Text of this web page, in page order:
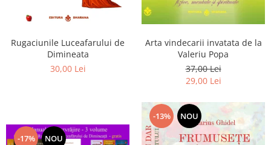
Rugaciunile Luceafarului de
Dimineata
30,00 Lei
Arta vindecarii invatata de la
Valeriu Popa
37,00 Lei
29,00 Lei
-17% NOU
-13% NOU